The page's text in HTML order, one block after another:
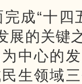
成“十四
展的关键
中心的
生领域